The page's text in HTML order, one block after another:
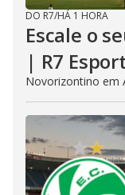
DO R7/HÁ 1 HORA
Escale o
| R7
Novorizontino em